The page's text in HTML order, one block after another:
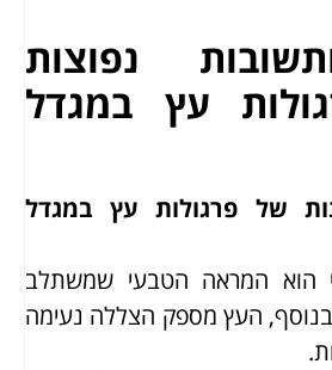
נפוצות
עץ במגדל
של פרגולות עץ במגדל
הוא המראה הטבעי שמשתלב
העץ מספק הצללה נעימה